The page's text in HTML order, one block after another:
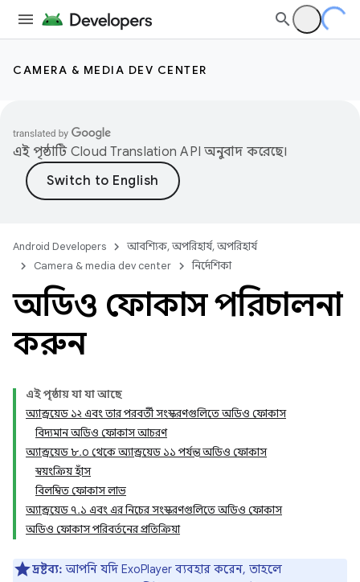
CAMERA & MEDIA DEV CENTER
এই পৃষ্ঠাটি Cloud Translation API অনুবাদ করেছে।
Android Developers
আবশ্যিক, অপরিহার্য, অপরিহার্য
Camera & media dev center
নির্দেশিকা
অডিও ফোকাস পরিচালনা
করুন
এই পৃষ্ঠায় যা যা আছে
অ্যান্ড্রয়েড ১২ এবং তার পরবর্তী সংস্করণগুলিতে অডিও ফোকাস
বিদ্যমান অডিও ফোকাস আচরণ
অ্যান্ড্রয়েড ৮.০ থেকে অ্যান্ড্রয়েড ১১ পর্যন্ত অডিও ফোকাস
স্বয়ংক্রিয় হাঁস
বিলম্বিত ফোকাস লাভ
অ্যান্ড্রয়েড ৭.১ এবং এর নিচের সংস্করণগুলিতে অডিও ফোকাস
অডিও ফোকাস পরিবর্তনের প্রতিক্রিয়া
দ্রষ্টব্য: আপনি যদি ExoPlayer ব্যবহার করেন, তাহলে